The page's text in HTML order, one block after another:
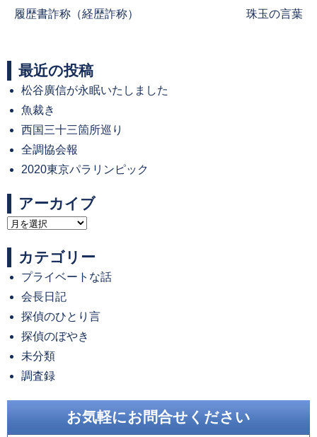
Previous
履歴書詐称（経歴詐称）
Next
珠玉の言葉
最近の投稿
松谷廣信が永眠いたしました
魚裁き
西国三十三箇所巡り
全調協会報
2020東京パラリンピック
アーカイブ
ア
イ
ブ
カテゴリー
プライベートな話
会長日記
探偵のひとり言
探偵のぼやき
未分類
調査録
お気軽にお問合せください